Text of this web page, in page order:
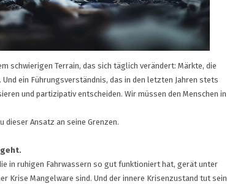
schwierigen Terrain, das sich täglich verändert: Märkte, die
ein Führungsverständnis, das in den letzten Jahren stets
und partizipativ entscheiden. Wir müssen den Menschen in
dieser Ansatz an seine Grenzen.
in ruhigen Fahrwassern so gut funktioniert hat, gerät unter
Krise Mangelware sind. Und der innere Krisenzustand tut sein